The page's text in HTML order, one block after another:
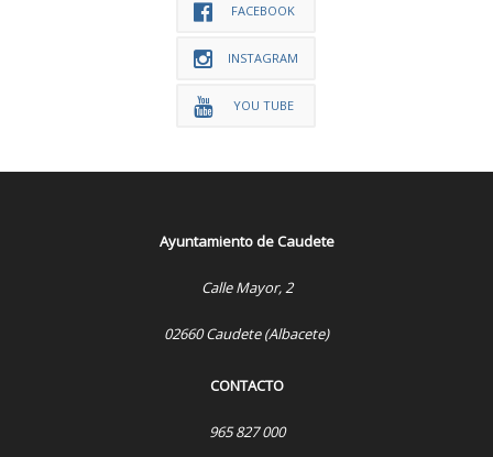
FACEBOOK
INSTAGRAM
YOU TUBE
Ayuntamiento de Caudete
Calle Mayor, 2
02660 Caudete (Albacete)
CONTACTO
965 827 000